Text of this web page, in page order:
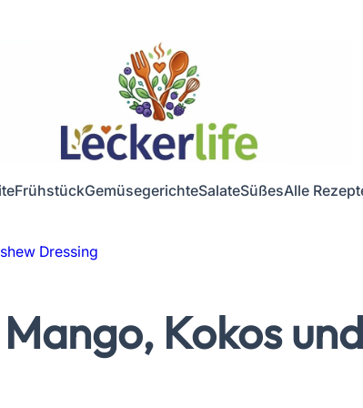
FrühstückGemüsegerichteSalateSüßesAlle
Dressing
Kokos und